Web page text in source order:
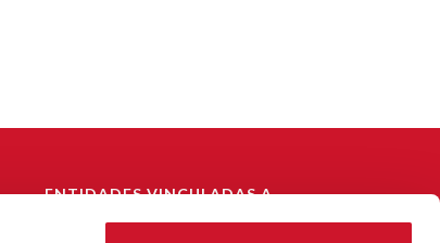
ENTIDADES VINCULADAS A